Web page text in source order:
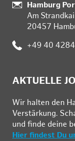
Standort:
Hamburg
Am
20457
Telefon:
+49 40
AKTUELLE
Wir hal­ten den
Ver­stär­kung.
und fin­de deine
Hier findest Du